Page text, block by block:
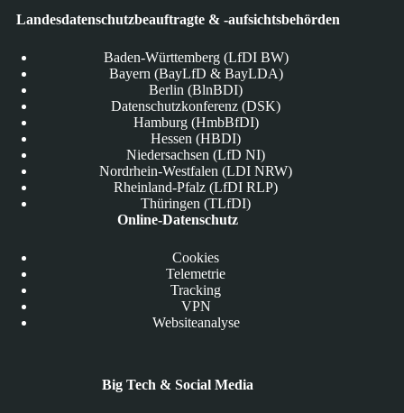
Landesdatenschutzbeauftragte & -aufsichtsbehörden
Baden-Württemberg (LfDI BW)
Bayern (BayLfD & BayLDA)
Berlin (BlnBDI)
Datenschutzkonferenz (DSK)
Hamburg (HmbBfDI)
Hessen (HBDI)
Niedersachsen (LfD NI)
Nordrhein-Westfalen (LDI NRW)
Rheinland-Pfalz (LfDI RLP)
Thüringen (TLfDI)
Online-Datenschutz
Cookies
Telemetrie
Tracking
VPN
Websiteanalyse
Big Tech & Social Media